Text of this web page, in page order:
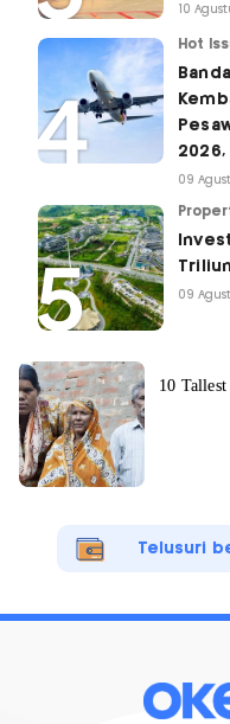
10
Hot
09
Triliun
09
Telusuri